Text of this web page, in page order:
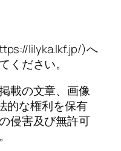
lilyka.lkf.jp/)へ
ください。
載の文章、画像
的な権利を保有
侵害及び無許可